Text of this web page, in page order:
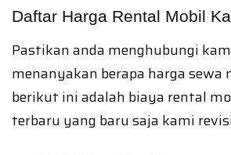
Daftar Harga Rental Mobil
Pastikan anda menghubungi
menanyakan berapa harga sewa
berikut ini adalah biaya rental
terbaru yang baru saja kami